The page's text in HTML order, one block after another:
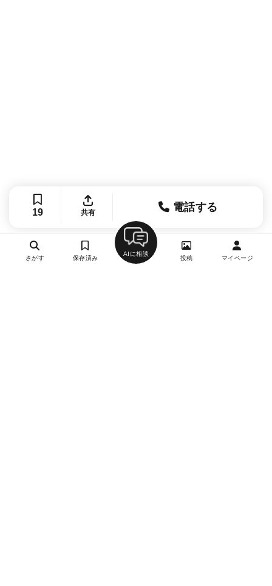
19 共有 電話する
さがす 保存済み
AIに相談
投稿 マイページ